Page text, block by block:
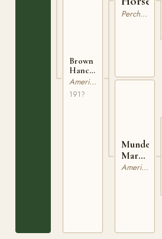
Brown
Hancock
mare
U0383120
American Quarterhorse
191?
Percheron
Mundell
Mare
U0383122
American Quarterhorse